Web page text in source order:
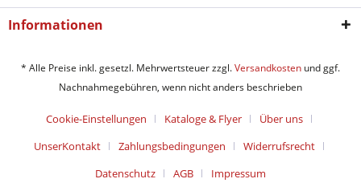
Informationen
* Alle Preise inkl. gesetzl. Mehrwertsteuer zzgl.Versandkosten und ggf.
Nachnahmegebühren, wenn nicht anders beschrieben
Cookie-Einstellungen Kataloge & Flyer
Über uns
UnserKontakt
Zahlungsbedingungen
Widerrufsrecht
Datenschutz
AGB Impressum